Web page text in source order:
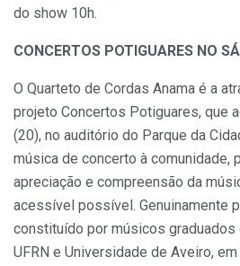
do show 10h.
CONCERTOS POTIGUARES NO
O Quarteto de Cordas Anama é a
projeto Concertos Potiguares, que
(20), no auditório do Parque da
música de concerto à comunidade,
apreciação e compreensão da
acessível possível. Genuinamente
constituído por músicos
UFRN e Universidade de Aveiro,